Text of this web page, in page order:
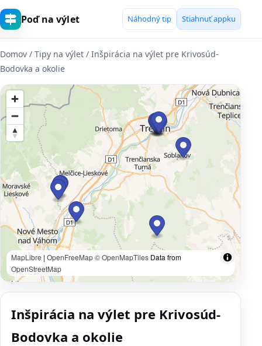
Poď na výlet Náhodný tip Stiahnuť appku
Domov / Tipy na výlet / Inšpirácia na výlet pre Krivosúd-
Bodovka a okolie
MapLibre | OpenFreeMap© OpenMapTiles Data from
OpenStreetMap
Inšpirácia na výlet pre Krivosúd-
Bodovka a okolie